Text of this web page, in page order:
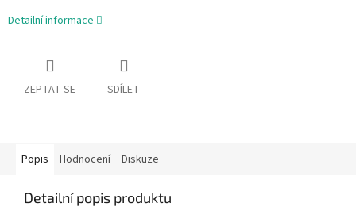
Detailní informace
ZEPTAT SE SDÍLET
Popis Hodnocení Diskuze
Detailní popis produktu